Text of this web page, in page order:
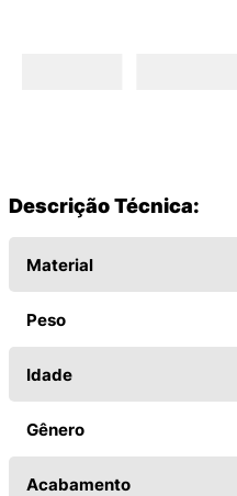
Descrição Técnica:
Material
Peso
Idade
Gênero
Acabamento